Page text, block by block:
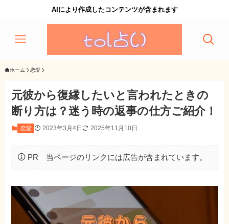
AIにより作成したコンテンツが含まれます
ホーム 恋愛
元彼から復縁したいと言われたときの
断り方は？迷う時の返事の仕方ご紹介！
恋愛 2023年3月4日 2025年11月10日
PR 当ページのリンクには広告が含まれています。